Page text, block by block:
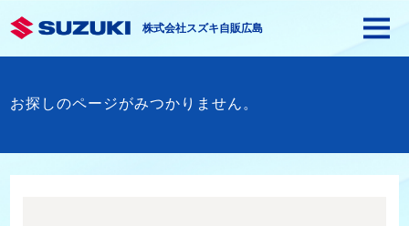
株式会社スズキ自販広島
お探しのページがみつかりません。